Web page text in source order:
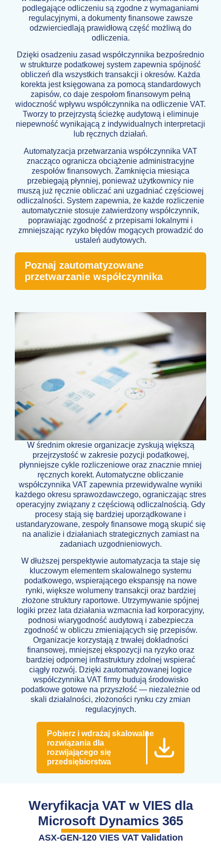
podlegające odliczeniu są zgodne z wymaganiami
regulacyjnymi, a dokumenty finansowe zawsze
odzwierciedlają prawidłową część możliwą do
odliczenia.
Dzięki osadzeniu zasad współczynnika bezpośrednio
w strukturze podatkowej system zapewnia spójność
obliczeń dla wszystkich transakcji i okresów. Każda
korekta jest księgowana za pomocą standardowych
zapisów, co daje zespołom finansowym pełną
widoczność wpływu współczynnika na odliczenie VAT.
Tworzy to przejrzystą ścieżkę audytową i eliminuje
niepewność wynikającą z indywidualnych interpretacji
lub ręcznych działań.
Automatyzacja przetwarzania współczynnika VAT
znacząco ogranicza obciążenie administracyjne
zespołów finansowych. Zamknięcia miesiąca
przebiegają płynniej, ponieważ użytkownicy nie
muszą już ręcznie obliczać ani uzgadniać częściowej
odliczalności. System zapewnia, że każde rozliczenie
automatycznie stosuje zatwierdzony współczynnik,
poprawiając zgodność z przepisami lokalnymi i
zmniejszając ryzyko błędów mogących prowadzić do
ustaleń audytowych.
Poznaj zautomatyzowane
przetwarzanie współczynnika
W średnim okresie organizacje zyskują większą
przejrzystość w zakresie pozycji podatkowej,
płynniejsze cykle rozliczeniowe oraz znacznie mniej
ręcznych korekt. Automatyczne obliczanie
współczynnika VAT zapewnia przewidywalne wyniki
każdego okresu sprawozdawczego, ograniczając stres
operacyjny związany z częściową odliczalnością. Gdy
procesy stają się bardziej uporządkowane i
ustandaryzowane, zespoły finansowe mogą skupić się
na analizie i działaniach strategicznych zamiast na
zadaniach uzgodnieniowych.
W dłuższej perspektywie automatyzacja ta staje się
kluczowym elementem skalowalnego systemu
podatkowego, wspierającego ekspansję na nowe
rynki, większe wolumeny transakcji oraz bardziej
złożone struktury raportowe. Utrzymywanie spójnej
logiki przez lata działania wzmacnia ład korporacyjny,
podnosi wiarygodność audytową i zabezpiecza
zgodność w obliczu zmieniających się przepisów.
Organizacje korzystają z trwałej dokładności
finansowej, mniejszej ekspozycji na ryzyko oraz
bardziej odpornej infrastruktury zdolnej wspierać
ciągły rozwój. Dzięki zautomatyzowanej logice
współczynnika VAT firmy budują środowisko
podatkowe gotowe na przyszłość — niezależnie od
skali działalności, złożoności rynku czy zmian
regulacyjnych.
Pobierz i wdrażaj skalowalne
rozwiązania dla
rozwijającego się
przedsiębiorstwa
Weryfikacja VAT w VIES dla
Microsoft Dynamics 365
ASX-GEN-120 VIES VAT Validation